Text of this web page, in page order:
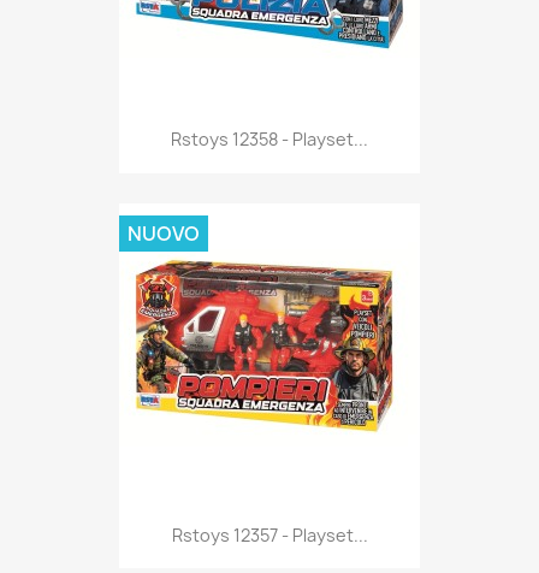
 Anteprima
Rstoys 12358 - Playset...
 Anteprima
Rstoys 12357 - Playset...
NUOVO